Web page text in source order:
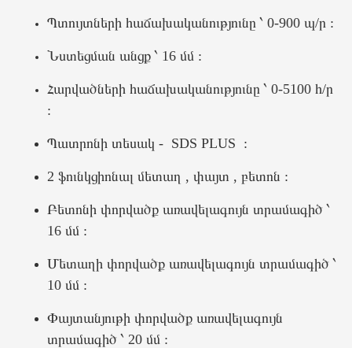
Պտույտների հաճախականությունը ՝ 0-900 պ/ր :
Նստեցման անցք ՝ 16 մմ :
Հարվածների հաճախականությունը ՝ 0-5100 հ/ր
:
Պատրոնի տեսակ - SDS PLUS :
2 ֆունկցիոնալ մետաղ , փայտ , բետոն :
Բետոնի փորվածք առավելագույն տրամագիծ ՝
16 մմ :
Մետաղի փորվածք առավելագույն տրամագիծ ՝
10 մմ :
Փայտանյութի փորվածք առավելագույն
տրամագիծ ՝ 20 մմ :